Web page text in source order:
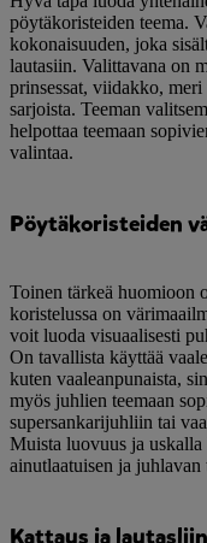
pöytäkoristeiden teema.
kokonaisuuden, joka
lautasiin. Valittavana on
prinsessat, viidakko,
sarjoista. Teeman
helpottaa teemaan
valintaa.
Pöytäkoristeiden
Toinen tärkeä huomioon
koristelussa on
voit luoda visuaalisesti
On tavallista käyttää
kuten vaaleanpunaista,
myös juhlien teemaan
supersankarijuhliin tai
Muista luovuus ja
ainutlaatuisen ja juhlavan
Kattaus ja